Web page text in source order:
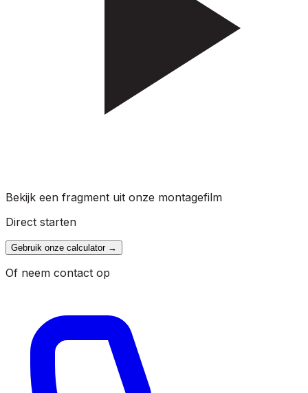
Bekijk een fragment uit onze montagefilm
Direct starten
Gebruik onze calculator→
Of neem contact op